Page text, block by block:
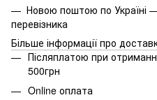
— Новою поштою по Україні
перевізника
Більше інформації про
Післяплатою при
500грн
Online оплата